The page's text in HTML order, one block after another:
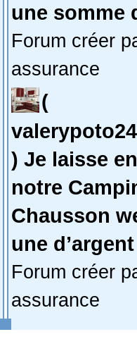
une somme
Forum créer
assurance
(
) Je laisse
notre
Chausson
une
Forum créer
assurance